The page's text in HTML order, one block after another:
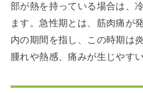
部が熱を持っている場合は、
ます。急性期とは、筋肉痛が
内の期間を指し、この時期は
腫れや熱感、痛みが生じやす